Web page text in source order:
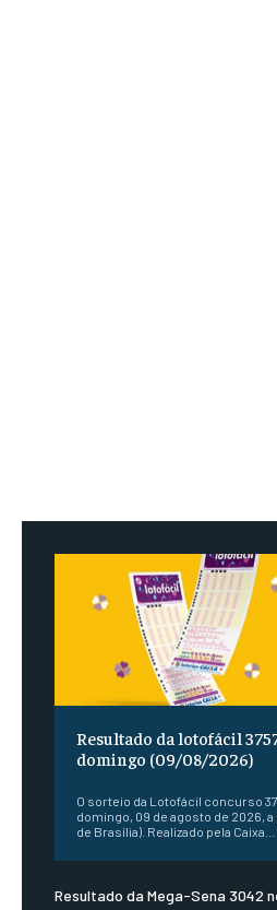
Resultado da lotofácil
domingo (09/08/2026)
O sorteio da Lotofácil concurso
domingo, 09 de agosto de 2026, a
de Brasília). Realizado pela Caixa...
Resultado da Mega-Sena 3042